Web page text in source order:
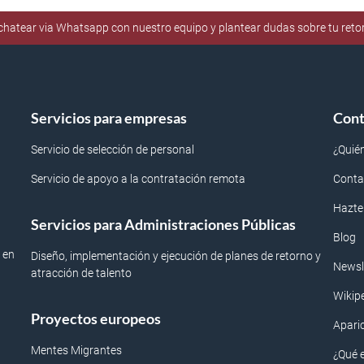
via Whatsapp con nuestro equipo y plantear dudas sobre tu
Servicios para empresas
Servicio de selección de personal
Servicio de apoyo a la contratación remota
Servicios para Administraciones Públicas
Diseño, implementación y ejecución de planes de retorno y
atracción de talento
Proyectos europeos
Mentes Migrantes
Blog
¿Qué